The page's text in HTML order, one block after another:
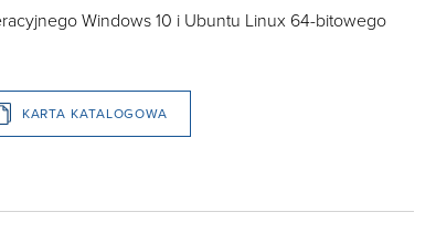
Windows 10 i Ubuntu Linux 64-bitowego
KARTA KATALOGOWA